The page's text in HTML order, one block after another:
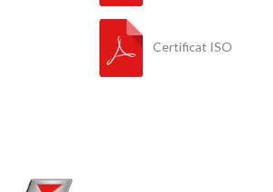
Certificat ISO